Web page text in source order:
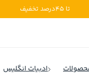
تا 45درصد تخفیف
ادبیات انگلیس